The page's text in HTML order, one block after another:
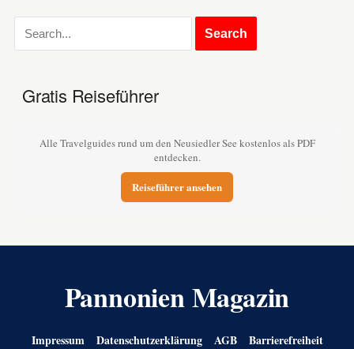
Gratis Reiseführer
Alle Travelguides rund um den Neusiedler See kostenlos als PDF
entdecken.
Reiseführer ansehen
Pannonien Magazin
Impressum Datenschutzerklärung AGB Barrierefreiheit